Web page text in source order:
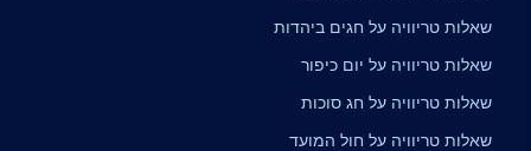
שאלות טריוויה על חגים ביהדות
שאלות טריוויה על יום כיפור
שאלות טריוויה על חג סוכות
שאלות טריוויה על חול המועד